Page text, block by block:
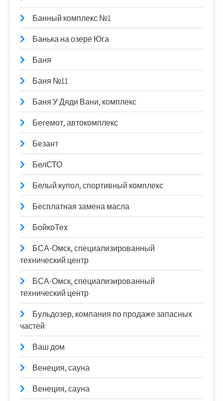
Банный комплекс №1
Банька на озере Юга
Баня
Баня №11
Баня У Дяди Вани, комплекс
Бегемот, автокомплекс
Безант
БелСТО
Белый купол, спортивный комплекс
Бесплатная замена масла
БойкоТех
БСА-Омск, специализированный
технический центр
БСА-Омск, специализированный
технический центр
Бульдозер, компания по продаже запасных
частей
Ваш дом
Венеция, сауна
Венеция, сауна